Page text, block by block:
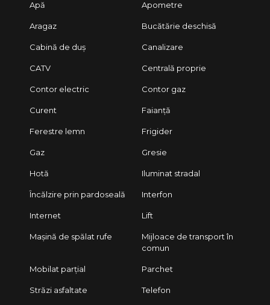
Apă Apometre
Aragaz Bucătărie deschisă
Cabină de duș Canalizare
CATV Centrală proprie
Contor electric Contor gaz
Curent Faianță
Ferestre lemn Frigider
Gaz Gresie
Hotă Iluminat stradal
Încălzire prin pardoseală Interfon
Internet Lift
Mașină de spălat rufe
Mijloace de transport în
comun
Mobilat parțial Parchet
Străzi asfaltate Telefon